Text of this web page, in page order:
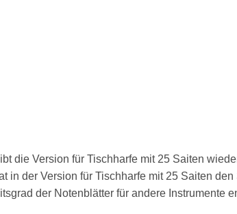
die Version für Tischharfe mit 25 Saiten
in der Version für Tischharfe mit 25 Saiten
der Notenblätter für andere Instrumente